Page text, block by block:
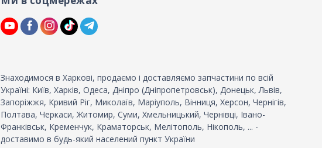
Знаходимося в Харкові, продаємо і доставляємо запчастини по всій
Україні: Київ, Харків, Одеса, Дніпро (Дніпропетровськ), Донецьк, Львів,
Запоріжжя, Кривий Ріг, Миколаїв, Маріуполь, Вінниця, Херсон, Чернігів,
Полтава, Черкаси, Житомир, Суми, Хмельницький, Чернівці, Івано-
Франківськ, Кременчук, Краматорськ, Мелітополь, Нікополь, ... -
доставимо в будь-який населений пункт України